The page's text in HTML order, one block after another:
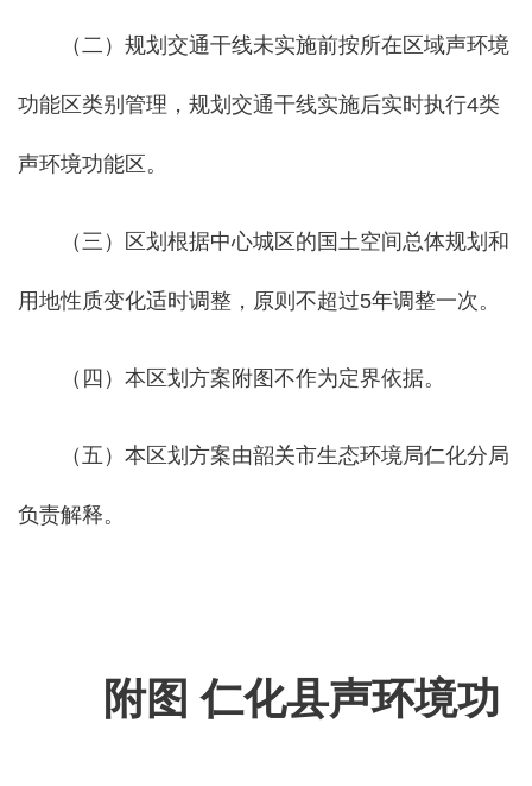
（二）规划交通干线未实施前按所在区域声环境
功能区类别管理，规划交通干线实施后实时执行4类
声环境功能区。
（三）区划根据中心城区的国土空间总体规划和
用地性质变化适时调整，原则不超过5年调整一次。
（四）本区划方案附图不作为定界依据。
（五）本区划方案由韶关市生态环境局仁化分局
负责解释。
附图仁化县声环境功